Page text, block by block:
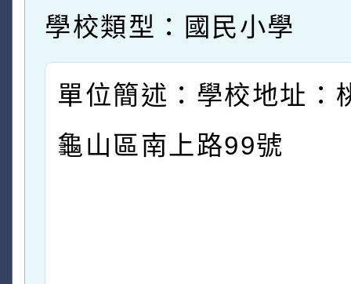
學校類型：國民小學
單位簡述：學校地址：
龜山區南上路99號